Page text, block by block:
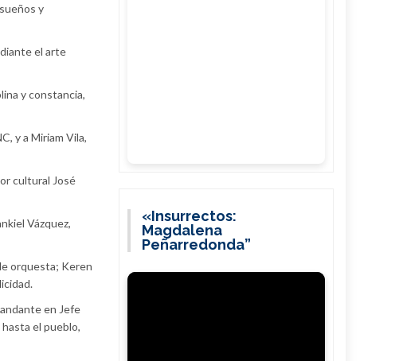
y
el arte
y constancia,
y a Miriam Vila,
cultural José
Vázquez,
orquesta; Keren
en Jefe
el pueblo,
«Insurrectos:
Magdalena
Peñarredonda”